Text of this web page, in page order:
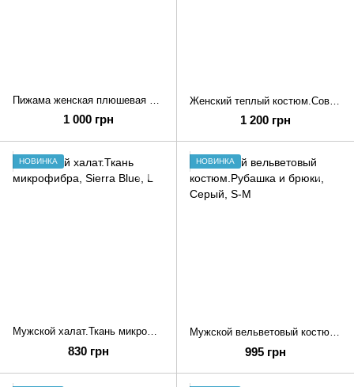
1 000 грн 1 200 грн
НОВИНКА
Мужской халат.Ткань микрофибра
830 грн
НОВИНКА
Мужской вельветовый костюм.Рубашка и брюки
995 грн